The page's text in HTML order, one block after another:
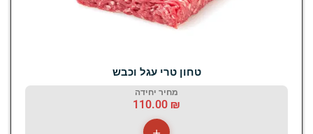
טחון טרי עגל וכבש
מחיר יחידה
110.00